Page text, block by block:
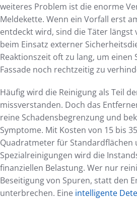
weiteres Problem ist die enorme
Meldekette. Wenn ein Vorfall erst
entdeckt wird, sind die Täter längst
beim Einsatz externer
Reaktionszeit oft zu lang, um einen
Fassade noch rechtzeitig zu
Häufig wird die Reinigung als Teil
missverstanden. Doch das
reine Schadensbegrenzung und
Symptome. Mit Kosten von 15 bis
Quadratmeter für Standardflächen
Spezialreinigungen wird die
finanziellen Belastung. Wer nur
Beseitigung von Spuren, statt den
unterbrechen. Eine intelligente